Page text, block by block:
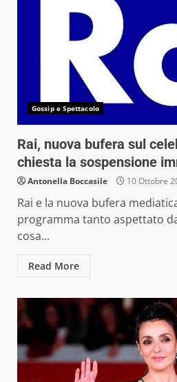
Gossip e Spettacolo
Rai, nuova bufera sul
chiesta la sospensione
Antonella Boccasile 10 Ottobre
Rai e la nuova bufera
programma tanto aspettato
cosa...
Read More